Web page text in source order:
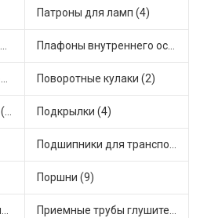
Патроны для ламп (4)
Пистоны, заглушки, крепежные элементы (9) Плафоны внутреннего освещения (1)
Пневморессоры, пневмоподушки (1) Поворотные кулаки (2)
Повторители поворотов (6) Подкрылки (4)
Подшипники для транспорта (43)
Поршни (9)
Предохранители, переключатели, кнопки автомобильные (25) Приемные трубы глушителя (4)